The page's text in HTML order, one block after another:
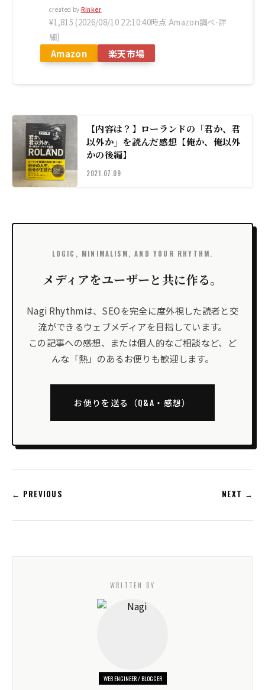
created by Rinker
¥1,815 (2026/08/10 22:10:40時点 Amazon調べ-詳
細)
Amazon 楽天市場
【内容は？】ローランドの「君か、君
以外か」を読んだ感想【俺か、俺以外
かの後編】
2021.07.09
LOGIC, MINIMALISM, AND YOUR RHYTHM.
メディアをユーザーと共に作る。
Nagi Rhythmは、SEOを完全に度外視した読者と交
流ができるウェブメディアを目指しています。
この記事への感想、または個人的なご相談など、ど
んな「熱」のあるお便りも歓迎します。
お便りを送る（Q&A・感想）
← PREVIOUS NEXT →
WRITTEN BY
WEB ENGINEER / BLOGGER